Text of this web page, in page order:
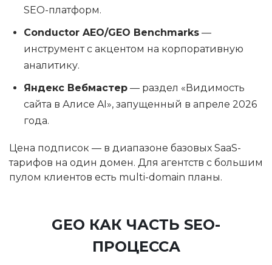
SEO-платформ.
Conductor AEO/GEO Benchmarks —
инструмент с акцентом на корпоративную
аналитику.
Яндекс Вебмастер — раздел «Видимость
сайта в Алисе AI», запущенный в апреле 2026
года.
Цена подписок — в диапазоне базовых SaaS-
тарифов на один домен. Для агентств с большим
пулом клиентов есть multi-domain планы.
GEO КАК ЧАСТЬ SEO-
ПРОЦЕССА